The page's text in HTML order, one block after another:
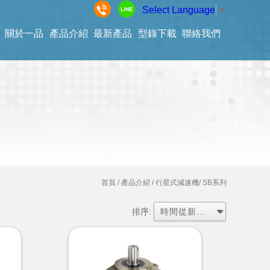
Select Language ▼
關於一品 產品介紹 最新產品 型錄下載 聯絡我們
首頁 / 產品介紹 /行星式減速機/ SB系列
排序: